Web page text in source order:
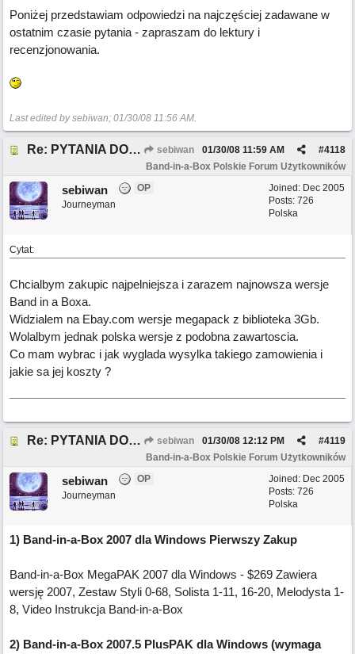
Poniżej przedstawiam odpowiedzi na najczęściej zadawane w
ostatnim czasie pytania - zapraszam do lektury i
recenzjonowania.
Last edited by sebiwan; 01/30/08 11:56 AM.
Re: PYTANIA DO MODERATORA sebiwan #4118
01/30/08 11:59 AM
Band-in-a-Box Polskie Forum Użytkowników
Joined: Dec 2005
Posts: 726
Polska
sebiwan
OP
Journeyman
Cytat:
Chcialbym zakupic najpelniejsza i zarazem najnowsza wersje
Band in a Boxa.
Widzialem na Ebay.com wersje megapack z biblioteka 3Gb.
Wolalbym jednak polska wersje z podobna zawartoscia.
Co mam wybrac i jak wyglada wysylka takiego zamowienia i
jakie sa jej koszty ?
Re: PYTANIA DO MODERATORA sebiwan #4119
01/30/08 12:12 PM
Band-in-a-Box Polskie Forum Użytkowników
Joined: Dec 2005
Posts: 726
Polska
sebiwan
OP
Journeyman
1) Band-in-a-Box 2007 dla Windows Pierwszy Zakup
Band-in-a-Box MegaPAK 2007 dla Windows - $269 Zawiera
wersję 2007, Zestaw Styli 0-68, Solista 1-11, 16-20, Melodysta 1-
8, Video Instrukcja Band-in-a-Box
2) Band-in-a-Box 2007.5 PlusPAK dla Windows (wymaga